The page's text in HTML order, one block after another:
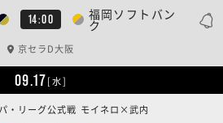
14:00 福岡ソフトバン
ク
京セラD大阪
09.17[水]
リーグ公式戦 モイネロ×武内